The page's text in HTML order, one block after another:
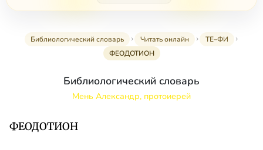
Библиологический словарь Читать онлайн
ТЕ–ФИ
ФЕОДОТИОН
Библиологический словарь
Мень Александр, протоиерей
ФЕОДОТИОН